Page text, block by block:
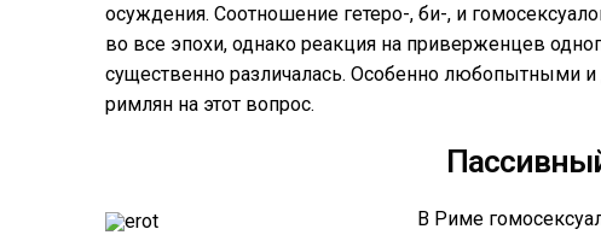
осуждения. Соотношение гетеро-, би-, и
во все эпохи, однако реакция на приверженцев
существенно различалась. Особенно любопытными
римлян на этот вопрос.
В Риме